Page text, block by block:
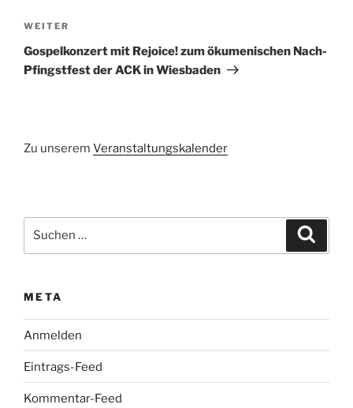
Nächster
Beitrag
WEITER
Gospelkonzert mit Rejoice! zum ökumenischen Nach-
Pfingstfest der ACK in Wiesbaden
Zu unserem Veranstaltungskalender
nach:
META
Anmelden
Eintrags-Feed
Kommentar-Feed